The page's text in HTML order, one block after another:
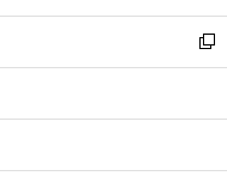
ウ
で
開
ン
ド
ウ
開
ウ
ィ
ン
ウ
開
し
い
ウ
ン
ウ
新
し
ウ
ン